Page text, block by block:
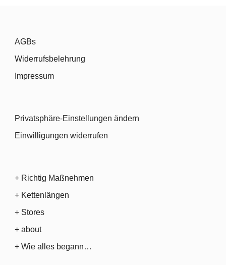
AGBs
Widerrufsbelehrung
Impressum
Privatsphäre-Einstellungen ändern
Einwilligungen widerrufen
+ Richtig Maßnehmen
+ Kettenlängen
+ Stores
+ about
+ Wie alles begann…